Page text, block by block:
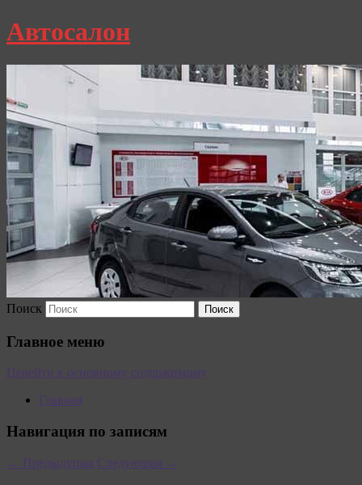
Автосалон
Поиск
Главное меню
Перейти к основному содержимому
Главная
Навигация по записям
← Предыдущая Следующая →